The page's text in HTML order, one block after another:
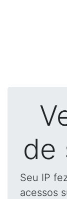
de
Seu IP
acessos